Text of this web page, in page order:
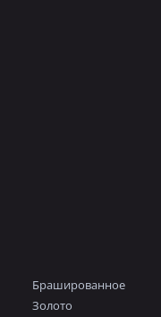
Брашированное
Золото